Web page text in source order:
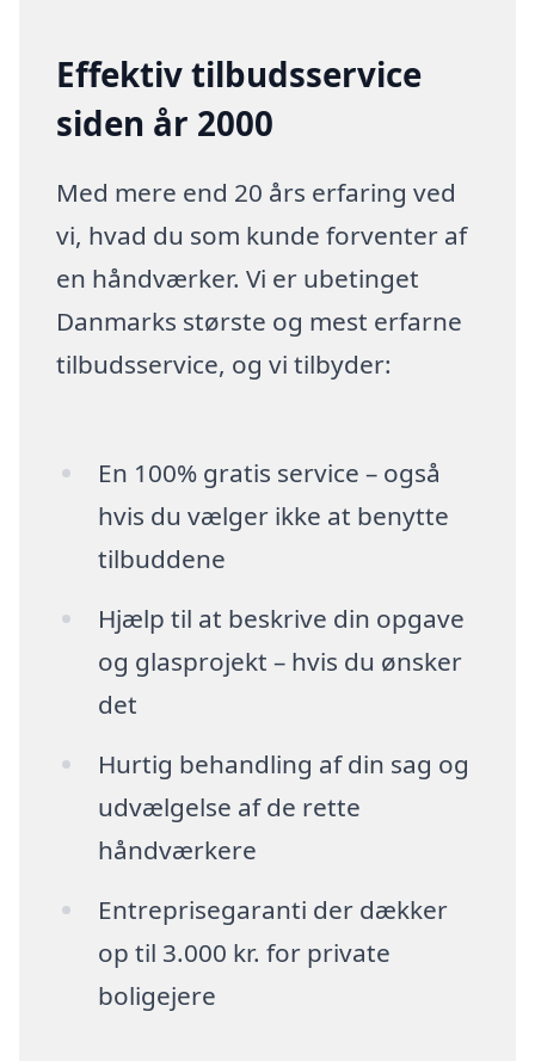
Effektiv tilbudsservice
siden år 2000
Med mere end 20 års erfaring ved
vi, hvad du som kunde forventer af
en håndværker. Vi er ubetinget
Danmarks største og mest erfarne
tilbudsservice, og vi tilbyder:
En 100% gratis service – også
hvis du vælger ikke at benytte
tilbuddene
Hjælp til at beskrive din opgave
og glasprojekt – hvis du ønsker
det
Hurtig behandling af din sag og
udvælgelse af de rette
håndværkere
Entreprisegaranti der dækker
op til 3.000 kr. for private
boligejere